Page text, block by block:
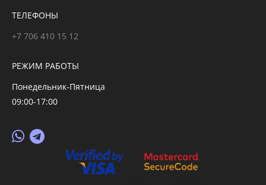
ТЕЛЕФОНЫ
+7 706 410 15 12
РЕЖИМ РАБОТЫ
Понедельник-Пятница
09:00-17:00